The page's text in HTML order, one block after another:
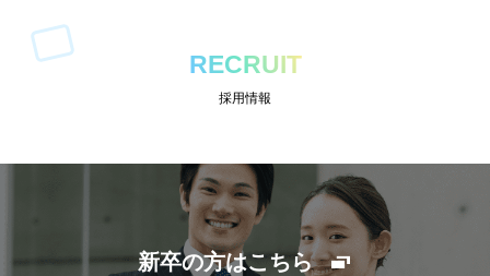
RECRUIT
採用情報
新卒の方はこちら